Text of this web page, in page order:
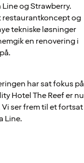
og Strawberry.
restaurantkoncept og
tekniske løsninger
en renovering i
har sat fokus på
Hotel The Reef er nu
ser frem til et fortsat
Line.